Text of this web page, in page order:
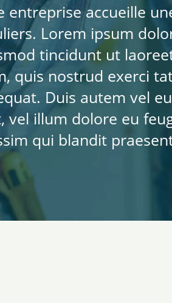
entreprise accueille
Lorem ipsum
tincidunt ut
quis nostrud exerci
Duis autem vel
vel illum dolore eu
qui blandit